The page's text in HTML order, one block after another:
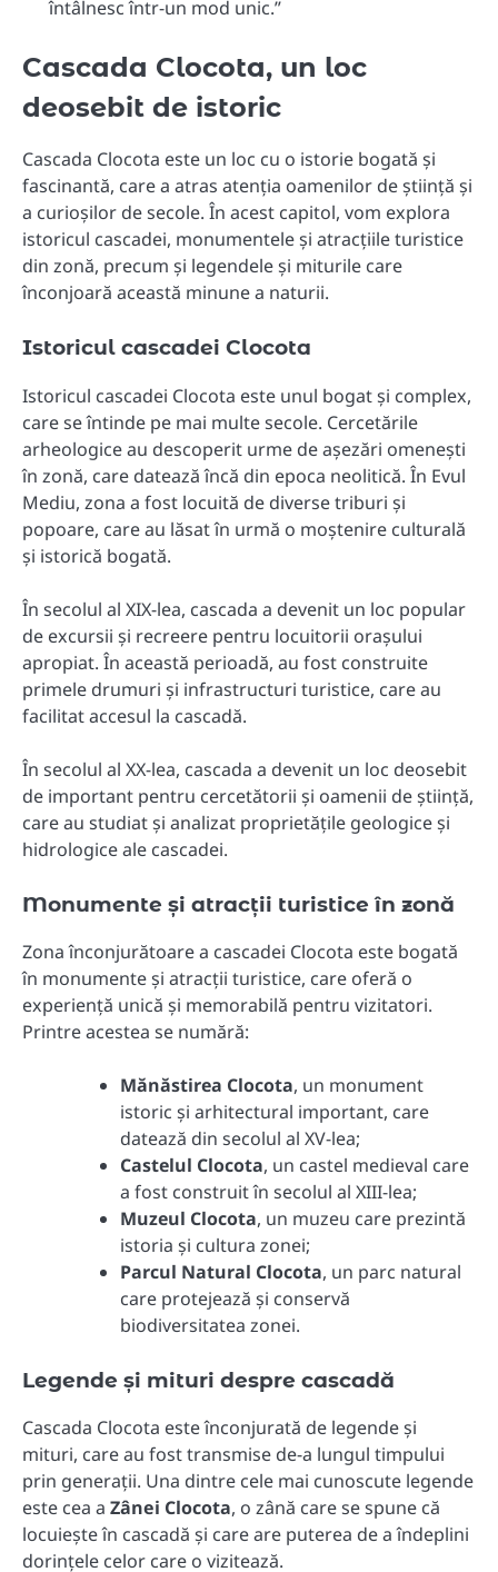
întâlnesc într-un mod unic.”
Cascada Clocota, un loc
deosebit de istoric
Cascada Clocota este un loc cu o istorie bogată și
fascinantă, care a atras atenția oamenilor de știință și
a curioșilor de secole. În acest capitol, vom explora
istoricul cascadei, monumentele și atracțiile turistice
din zonă, precum și legendele și miturile care
înconjoară această minune a naturii.
Istoricul cascadei Clocota
Istoricul cascadei Clocota este unul bogat și complex,
care se întinde pe mai multe secole. Cercetările
arheologice au descoperit urme de așezări omenești
în zonă, care datează încă din epoca neolitică. În Evul
Mediu, zona a fost locuită de diverse triburi și
popoare, care au lăsat în urmă o moștenire culturală
și istorică bogată.
În secolul al XIX-lea, cascada a devenit un loc popular
de excursii și recreere pentru locuitorii orașului
apropiat. În această perioadă, au fost construite
primele drumuri și infrastructuri turistice, care au
facilitat accesul la cascadă.
În secolul al XX-lea, cascada a devenit un loc deosebit
de important pentru cercetătorii și oamenii de știință,
care au studiat și analizat proprietățile geologice și
hidrologice ale cascadei.
Monumente și atracții turistice în zonă
Zona înconjurătoare a cascadei Clocota este bogată
în monumente și atracții turistice, care oferă o
experiență unică și memorabilă pentru vizitatori.
Printre acestea se numără:
Mănăstirea Clocota, un monument
istoric și arhitectural important, care
datează din secolul al XV-lea;
Castelul Clocota, un castel medieval care
a fost construit în secolul al XIII-lea;
Muzeul Clocota, un muzeu care prezintă
istoria și cultura zonei;
Parcul Natural Clocota, un parc natural
care protejează și conservă
biodiversitatea zonei.
Legende și mituri despre cascadă
Cascada Clocota este înconjurată de legende și
mituri, care au fost transmise de-a lungul timpului
prin generații. Una dintre cele mai cunoscute legende
este cea a Zânei Clocota, o zână care se spune că
locuiește în cascadă și care are puterea de a îndeplini
dorințele celor care o vizitează.